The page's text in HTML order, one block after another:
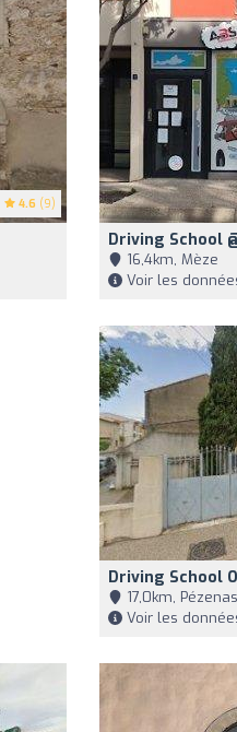
4.6 (9)
Driving School
16,4km, Mèze
Voir les
Driving School
17,0km, Pézenas
Voir les